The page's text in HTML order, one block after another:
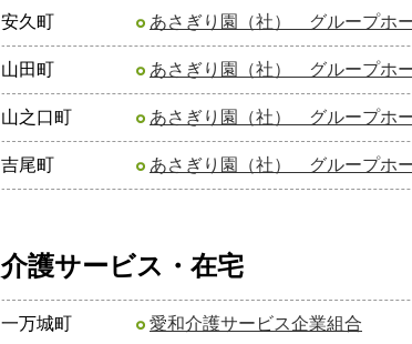
安久町 あさぎり園（社） グループホ
山田町 あさぎり園（社） グループホ
山之口町 あさぎり園（社） グループホ
吉尾町 あさぎり園（社） グループホ
介護サービス・在宅
一万城町 愛和介護サービス企業組合